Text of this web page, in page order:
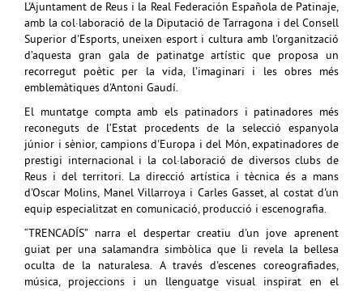
L'Ajuntament de Reus i la Real Federación Española de Patinaje,
amb la col·laboració de la Diputació de Tarragona i del Consell
Superior d'Esports, uneixen esport i cultura amb l’organització
d’aquesta gran gala de patinatge artístic que proposa un
recorregut poètic per la vida, l'imaginari i les obres més
emblemàtiques d'Antoni Gaudí.
El muntatge compta amb els patinadors i patinadores més
reconeguts de l’Estat procedents de la selecció espanyola
júnior i sènior, campions d'Europa i del Món, expatinadores de
prestigi internacional i la col·laboració de diversos clubs de
Reus i del territori. La direcció artística i tècnica és a mans
d'Oscar Molins, Manel Villarroya i Carles Gasset, al costat d'un
equip especialitzat en comunicació, producció i escenografia.
“TRENCADÍS” narra el despertar creatiu d'un jove aprenent
guiat per una salamandra simbòlica que li revela la bellesa
oculta de la naturalesa. A través d'escenes coreografiades,
música, projeccions i un llenguatge visual inspirat en el